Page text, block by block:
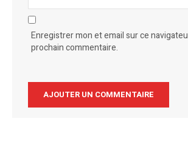
Enregistrer mon et email sur ce
prochain commentaire.